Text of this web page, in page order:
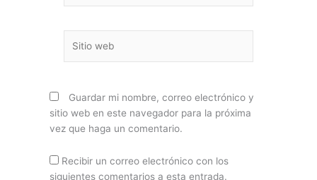
web
Guardar mi nombre, correo electrónico y
sitio web en este navegador para la próxima
vez que haga un comentario.
Recibir un correo electrónico con los
siguientes comentarios a esta entrada.